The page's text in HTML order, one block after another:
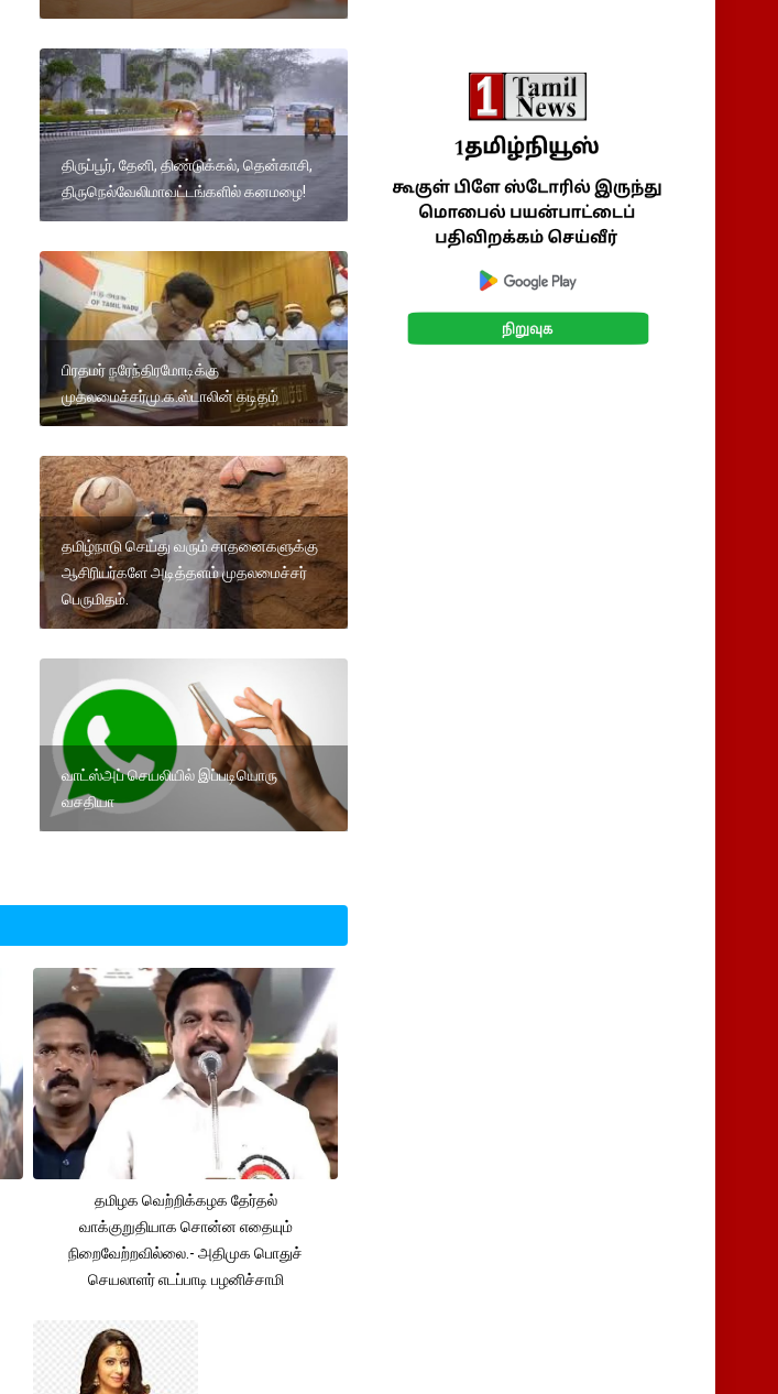
திருப்பூர், தேனி, திண்டுக்கல், தென்காசி,
திருநெல்வேலிமாவட்டங்களில் கனமழை!
பிரதமர் நரேந்திரமோடிக்கு
முதலமைச்சர்மு.க.ஸ்டாலின் கடிதம்
தமிழ்நாடு செய்து வரும் சாதனைகளுக்கு
ஆசிரியர்களே அடித்தளம் முதலமைச்சர்
பெருமிதம்.
வாட்ஸ்அப் செயலியில் இப்படியொரு
வசதியா
தமிழக வெற்றிக்கழக தேர்தல்
வாக்குறுதியாக சொன்ன எதையும்
நிறைவேற்றவில்லை.- அதிமுக பொதுச்
செயலாளர் எடப்பாடி பழனிச்சாமி